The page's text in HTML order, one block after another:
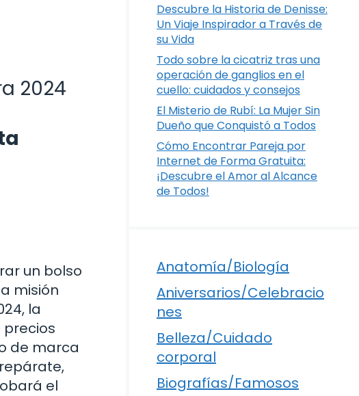
2024
un bolso
misión
la
de marca
el
Descubre la Historia de Denisse:
Un Viaje Inspirador a Través de
su Vida
Todo sobre la cicatriz tras una
operación de ganglios en el
cuello: cuidados y consejos
El Misterio de Rubí: La Mujer Sin
Dueño que Conquistó a Todos
Cómo Encontrar Pareja por
Internet de Forma Gratuita:
¡Descubre el Amor al Alcance
de Todos!
Anatomía/Biología
Aniversarios/Celebracio
nes
Belleza/Cuidado
corporal
Biografías/Famosos